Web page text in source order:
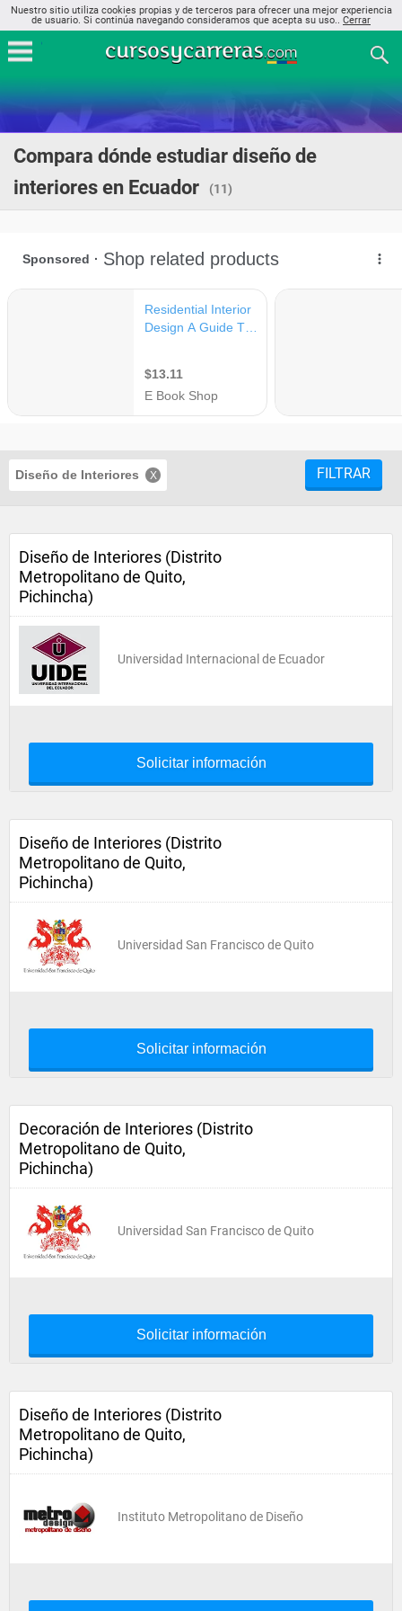
Nuestro sitio utiliza cookies propias y de terceros para ofrecer una mejor experiencia
de usuario. Si continúa navegando consideramos que acepta su uso.. Cerrar
Compara dónde estudiar diseño de
interiores en Ecuador
(11)
Diseño de Interiores FILTRAR
Diseño de Interiores (Distrito
Metropolitano de Quito,
Pichincha)
Universidad Internacional de Ecuador
Solicitar información
Diseño de Interiores (Distrito
Metropolitano de Quito,
Pichincha)
Universidad San Francisco de Quito
Solicitar información
Decoración de Interiores (Distrito
Metropolitano de Quito,
Pichincha)
Universidad San Francisco de Quito
Solicitar información
Diseño de Interiores (Distrito
Metropolitano de Quito,
Pichincha)
Instituto Metropolitano de Diseño